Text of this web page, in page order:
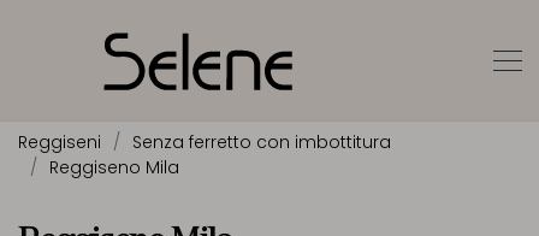
Reggiseni
Senza ferretto con imbottitura
Reggiseno Mila